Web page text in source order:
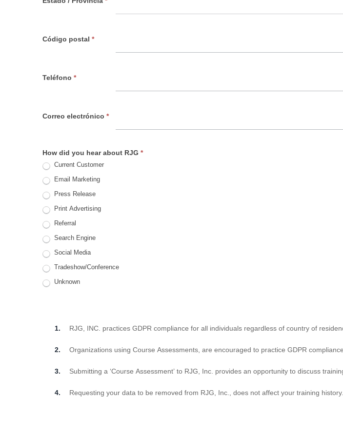
Código postal *
Teléfono *
Correo electrónico *
How did you hear about RJG *
Current Customer
Email Marketing
Press Release
Print Advertising
Referral
Search Engine
Social Media
Tradeshow/Conference
Unknown
RJG, INC. practices GDPR compliance for all individuals regardless of country of
Organizations using Course Assessments, are encouraged to practice GDPR
Submitting a ‘Course Assessment’ to RJG, Inc. provides an opportunity to discuss
Requesting your data to be removed from RJG, Inc., does not affect your training